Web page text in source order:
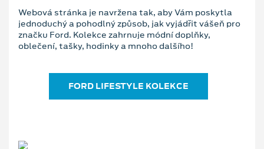
Webová stránka je navržena tak, aby Vám poskytla
jednoduchý a pohodlný způsob, jak vyjádřit vášeň pro
značku Ford. Kolekce zahrnuje módní doplňky,
oblečení, tašky, hodinky a mnoho dalšího!
FORD LIFESTYLE KOLEKCE